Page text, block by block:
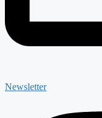
Newsletter